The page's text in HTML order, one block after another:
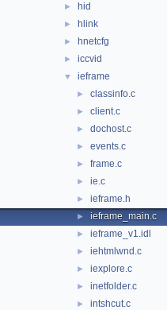
► hid
► hlink
► hnetcfg
► iccvid
▼ ieframe
► classinfo.c
► client.c
► dochost.c
► events.c
► frame.c
► ie.c
► ieframe.h
► ieframe_main.c
► ieframe_v1.idl
► iehtmlwnd.c
► iexplore.c
► inetfolder.c
► intshcut.c